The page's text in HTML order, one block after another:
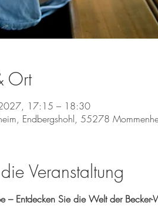
Ort
17:15 – 18:30
Endbergshohl, 55278
Veranstaltung
– Entdecken Sie die Welt der Becker-